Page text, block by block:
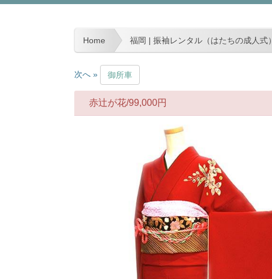
Home 福岡 | 振袖レンタル（はたちの成人式）
次へ » 御所車
赤辻が花/99,000円